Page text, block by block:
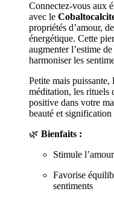
Connectez-vous aux
avec le
propriétés d’amour,
énergétique. Cette
augmenter l’estime
harmoniser les
Petite mais puissante,
méditation, les rituels
positive dans votre
beauté et signification
🌿 Bienfaits :
Stimule
Favorise
sentiments